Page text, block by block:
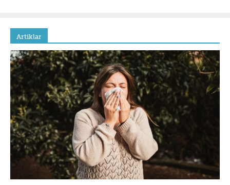
Artiklar